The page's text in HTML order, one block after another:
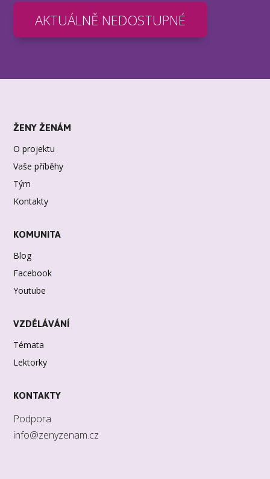
AKTUÁLNĚ NEDOSTUPNÉ
ŽENY ŽENÁM
O projektu
Vaše příběhy
Tým
Kontakty
KOMUNITA
Blog
Facebook
Youtube
VZDĚLÁVÁNÍ
Témata
Lektorky
KONTAKTY
Podpora
info@zenyzenam.cz